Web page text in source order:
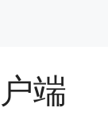
端